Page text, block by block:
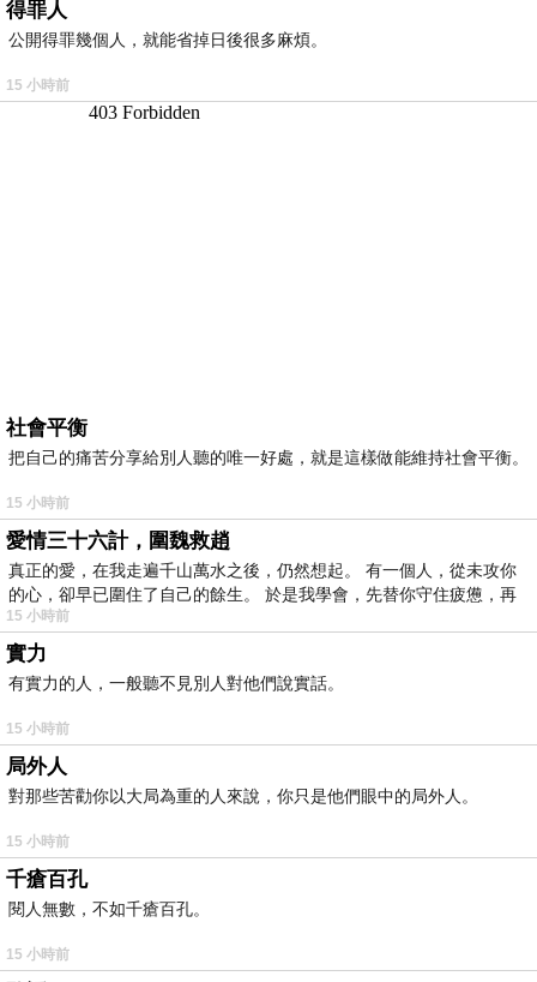
得罪人
公開得罪幾個人，就能省掉日後很多麻煩。
15 小時前
社會平衡
把自己的痛苦分享給別人聽的唯一好處，就是這樣做能維持社會平衡。
15 小時前
愛情三十六計，圍魏救趙
真正的愛，在我走遍千山萬水之後，仍然想起。 有一個人，從未攻你
的心，卻早已圍住了自己的餘生。 於是我學會，先替你守住疲憊，再
15 小時前
實力
有實力的人，一般聽不見別人對他們說實話。
15 小時前
局外人
對那些苦勸你以大局為重的人來說，你只是他們眼中的局外人。
15 小時前
千瘡百孔
閱人無數，不如千瘡百孔。
15 小時前